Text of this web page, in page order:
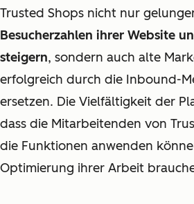
Trusted Shops nicht nur
Besucherzahlen ihrer Website
steigern, sondern auch alte
erfolgreich durch die Inbound-
ersetzen. Die Vielfältigkeit der
dass die Mitarbeitenden von
die Funktionen anwenden
Optimierung ihrer Arbeit